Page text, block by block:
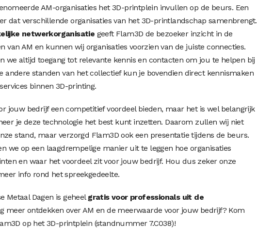
AM-organisaties het 3D-printplein invullen op de beurs. Een
dat verschillende organisaties van het 3D-printlandschap samenbrengt.
netwerkorganisatie geeft Flam3D de bezoeker inzicht in de
van AM en kunnen wij organisaties voorzien van de juiste connecties.
we altijd toegang tot relevante kennis en contacten om jou te helpen bij
andere standen van het collectief kun je bovendien direct kennismaken
binnen 3D-printing.
jouw bedrijf een competitief voordeel bieden, maar het is wel belangrijk
je deze technologie het best kunt inzetten. Daarom zullen wij niet
stand, maar verzorgd Flam3D ook een presentatie tijdens de beurs.
we op een laagdrempelige manier uit te leggen hoe organisaties
en waar het voordeel zit voor jouw bedrijf. Hou dus zeker onze
info rond het spreekgedeelte.
Metaal Dagen is geheel gratis voor professionals uit de
meer ontdekken over AM en de meerwaarde voor jouw bedrijf? Kom
op het 3D-printplein (standnummer 7.C038)!